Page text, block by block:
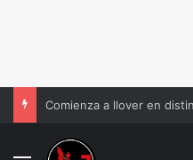
Comienza a llover en